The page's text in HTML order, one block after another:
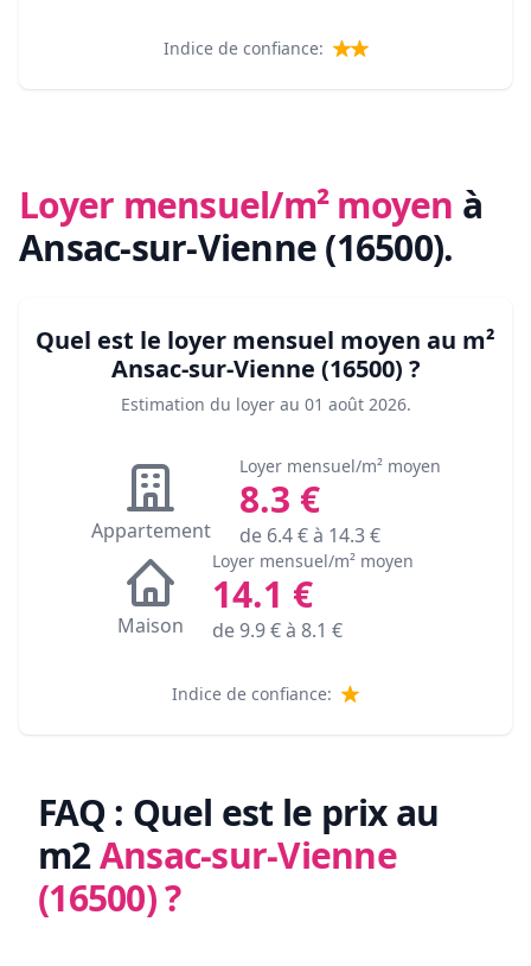
Indice de confiance:
Loyer mensuel/m² moyen à
Ansac-sur-Vienne (16500).
Quel est le loyer mensuel moyen au m²
Ansac-sur-Vienne (16500) ?
Estimation du loyer au 01 août 2026.
Appartement
Loyer mensuel/m² moyen
8.3 €
de 6.4€ à 14.3€
Maison
Loyer mensuel/m² moyen
14.1 €
de9.9€ à 8.1 €
Indice de confiance:
FAQ : Quel est le prix au
m2Ansac-sur-Vienne
(16500)?